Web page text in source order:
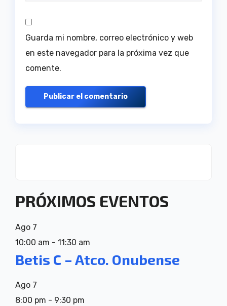
Guarda mi nombre, correo electrónico y web
en este navegador para la próxima vez que
comente.
PRÓXIMOS EVENTOS
Ago 7
10:00 am - 11:30 am
Betis C – Atco. Onubense
Ago 7
8:00 pm - 9:30 pm